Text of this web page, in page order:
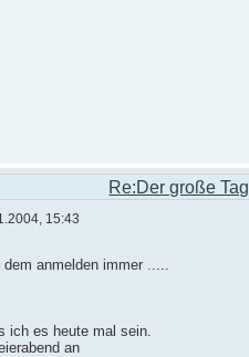
Re:Der große Tag
15:43
anmelden immer .....
ich es heute mal sein.
an